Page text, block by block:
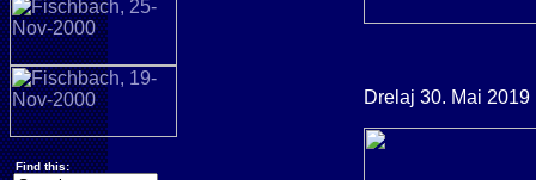
Find this:
Drelaj 30. Mai 2019